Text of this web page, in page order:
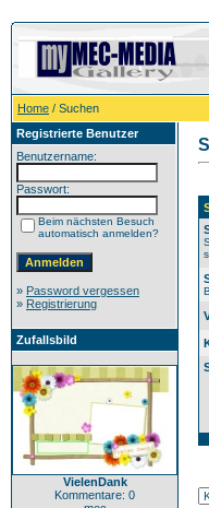
Home / Suchen
Registrierte Benutzer
Benutzername:
Passwort:
Beim nächsten Besuch
automatisch anmelden?
» Password vergessen
» Registrierung
Zufallsbild
VielenDank
Kommentare: 0